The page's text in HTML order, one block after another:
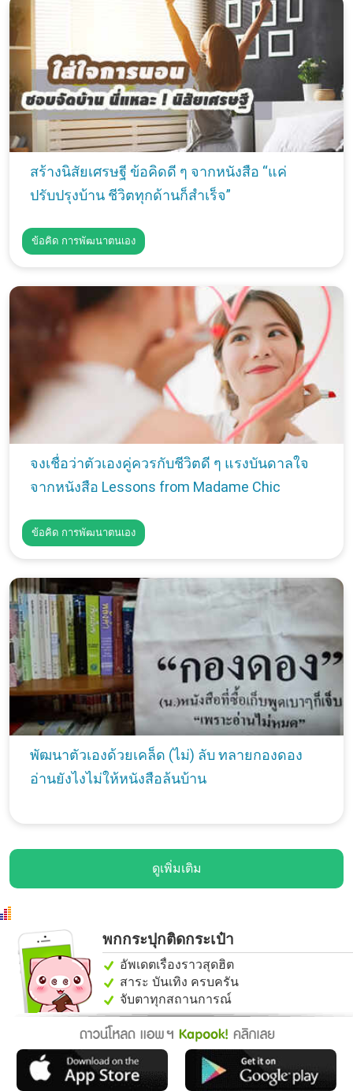
สร้างนิสัยเศรษฐี ข้อคิดดี ๆ จากหนังสือ “แค่
ปรับปรุงบ้าน ชีวิตทุกด้านก็สำเร็จ”
ข้อคิด การพัฒนาตนเอง
จงเชื่อว่าตัวเองคู่ควรกับชีวิตดี ๆ แรงบันดาลใจ
จากหนังสือ Lessons from Madame Chic
ข้อคิด การพัฒนาตนเอง
พัฒนาตัวเองด้วยเคล็ด (ไม่) ลับ ทลายกองดอง
อ่านยังไงไม่ให้หนังสือล้นบ้าน
ดูเพิ่มเติม
พกกระปุกติดกระเป๋า
อัพเดตเรื่องราวสุดฮิต
สาระ บันเทิง ครบครัน
จับตาทุกสถานการณ์